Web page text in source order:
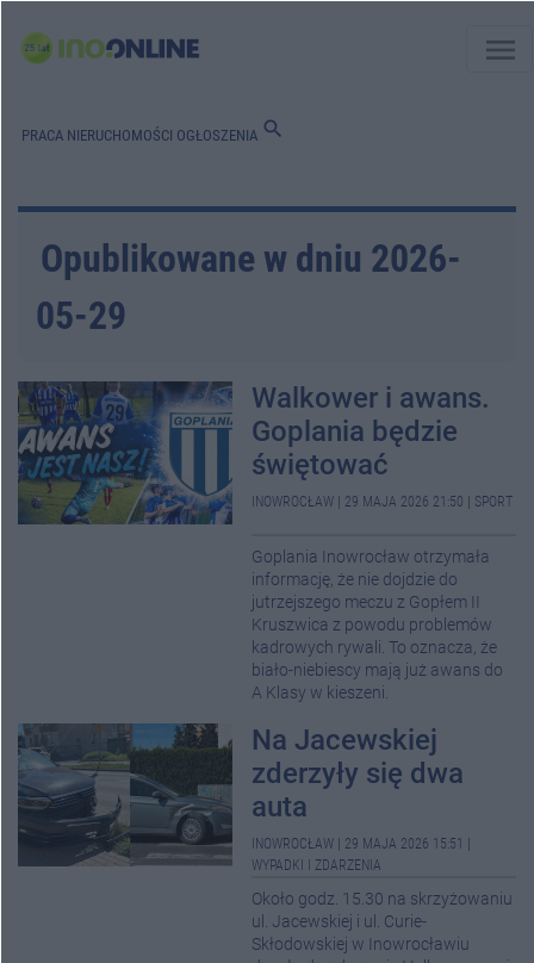
menu
PRACA NIERUCHOMOŚCI OGŁOSZENIA search
Opublikowane w dniu 2026-
05-29
Walkower i awans.
Goplania będzie
świętować
INOWROCŁAW 29 MAJA 2026 21:50 SPORT
Goplania Inowrocław otrzymała
informację, że nie dojdzie do
jutrzejszego meczu z Gopłem II
Kruszwica z powodu problemów
kadrowych rywali. To oznacza, że
biało-niebiescy mają już awans do
A Klasy w kieszeni.
Na Jacewskiej
zderzyły się dwa
auta
INOWROCŁAW 29 MAJA 2026 15:51
WYPADKI I ZDARZENIA
Około godz. 15.30 na skrzyżowaniu
ul. Jacewskiej i ul. Curie-
Skłodowskiej w Inowrocławiu